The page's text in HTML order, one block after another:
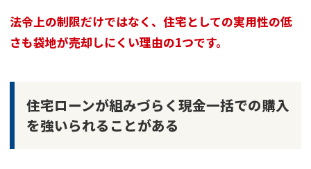
法令上の制限だけではなく、住宅としての実用性の低
さも袋地が売却しにくい理由の1つです。
住宅ローンが組みづらく現金一括での購入
を強いられることがある